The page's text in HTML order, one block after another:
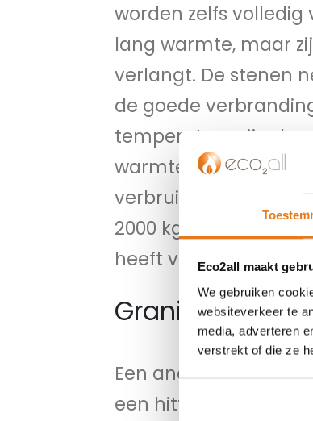
Eco2all maakt
We gebruiken
websiteverkeer te
media, adverteren
verstrekt of die ze
worden zelfs volledig
lang warmte, maar
verlangt. De stenen
de goede
temperatuur zijn dan
warmte wordt dan
verbruik is 1 kilo hout
2000 kg tot 5000 kg.
heeft van 20 tot 50
Granieten
Een andere steen
een hittebestendig